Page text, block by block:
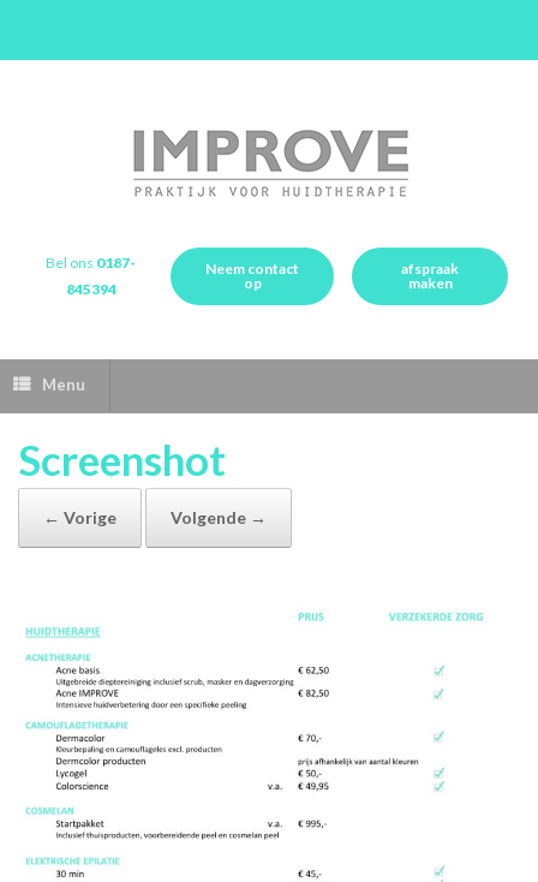
Bel ons 0187-
845394
Neem contact
op
afspraak
maken
Menu
Screenshot
← Vorige Volgende →